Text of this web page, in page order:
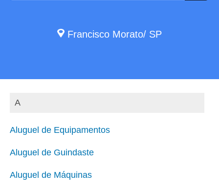
Francisco Morato/ SP
A
Aluguel de Equipamentos
Aluguel de Guindaste
Aluguel de Máquinas